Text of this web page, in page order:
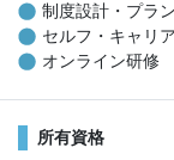
制度設計・プラ
セルフ・キャリ
オンライン研修
所有資格